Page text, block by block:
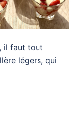
il faut tout
légers, qui